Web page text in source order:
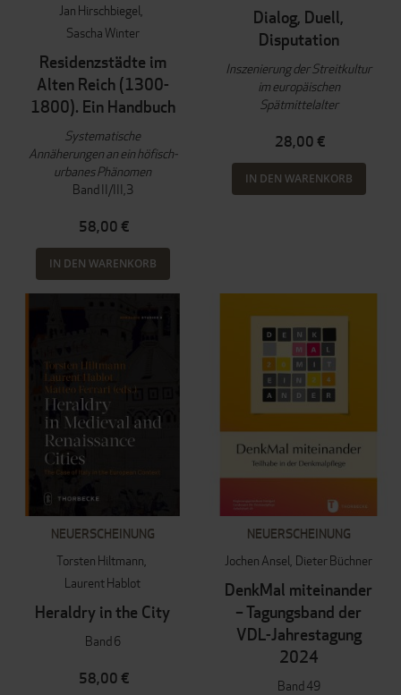
Jan Hirschbiegel
Sascha Winter
Residenzstädte im
Alten Reich (1300-
1800). Ein Handbuch
Systematische
Annäherungen an ein höfisch-
urbanes Phänomen
Band II/III,3
58,00 €
IN DEN WARENKORB
Dialog, Duell,
Disputation
Inszenierung der Streitkultur
im europäischen
Spätmittelalter
28,00 €
IN DEN WARENKORB
NEUERSCHEINUNG
Torsten Hiltmann
Laurent Hablot
Heraldry in the City
Band 6
58,00 €
NEUERSCHEINUNG
Jochen Ansel Dieter Büchner
DenkMal miteinander
– Tagungsband der
VDL-Jahrestagung
2024
Band 49